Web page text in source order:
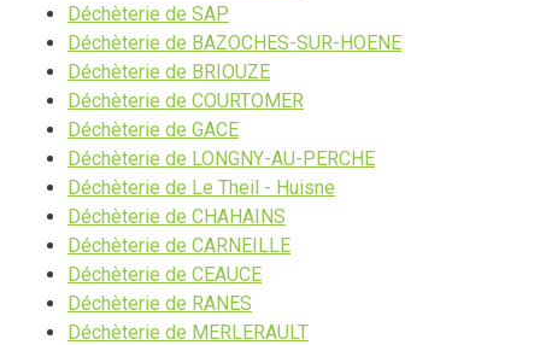
Déchèterie de SAP
Déchèterie de BAZOCHES-SUR-HOENE
Déchèterie de BRIOUZE
Déchèterie de COURTOMER
Déchèterie de GACE
Déchèterie de LONGNY-AU-PERCHE
Déchèterie de Le Theil - Huisne
Déchèterie de CHAHAINS
Déchèterie de CARNEILLE
Déchèterie de CEAUCE
Déchèterie de RANES
Déchèterie de MERLERAULT